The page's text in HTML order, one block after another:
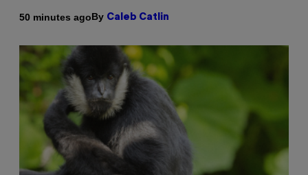
50 minutes agoBy Caleb Catlin